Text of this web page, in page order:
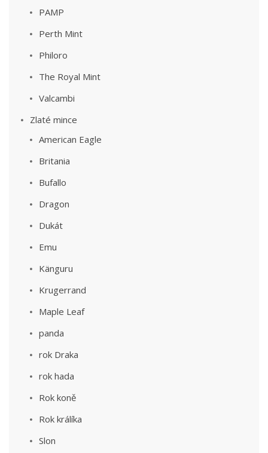
PAMP
Perth Mint
Philoro
The Royal Mint
Valcambi
Zlaté mince
American Eagle
Britania
Bufallo
Dragon
Dukát
Emu
Känguru
Krugerrand
Maple Leaf
panda
rok Draka
rok hada
Rok koně
Rok králíka
Slon